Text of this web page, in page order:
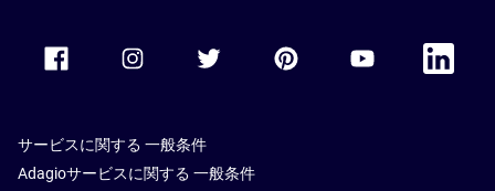
Accor Youtube
Accor
サービスに関する 一般条件
Adagioサービスに関する 一般条件